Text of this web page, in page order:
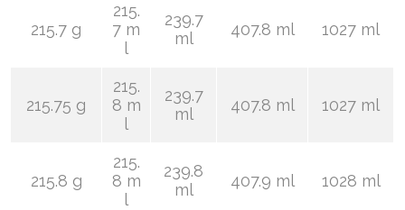
215.7 g
215.
7 m
l
239.7
ml
407.8 ml 1027 ml
215.75 g
215.
8 m
l
239.7
ml
407.8 ml 1027 ml
215.8 g
215.
8 m
l
239.8
ml
407.9 ml 1028 ml